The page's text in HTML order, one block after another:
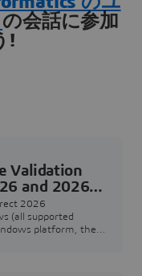
の会話に参加
!
Validation
and 2026
of the
2026
(all supported
platform, the